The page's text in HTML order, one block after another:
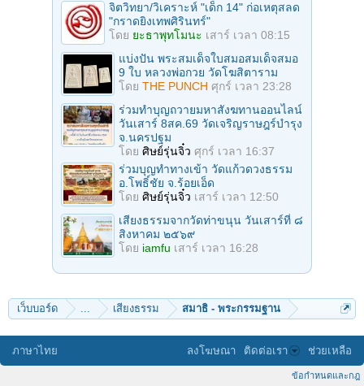
จิตวิทยา/วิเคราะห์ "เด็ก 14" ก่อเหตุสลด
"กราดยิงเทพศิรินทร์"
โดย ยะธาพุทโมนะ เสาร์ เวลา 08:15
แบ่งปัน พระสมเด็จใบสมอสมเด็จสมอ
9 ใบ หลวงพ่อกวย วัดโฆสิตาราม
โดย THE PUNCH ศุกร์ เวลา 23:28
ร่วมทําบุญถวายมหาสังฆทานออนไลน์
วันเสาร์ 8สค.69 วัดเจริญราษฎร์บำรุง
จ.นครปฐม
โดย ศิษย์รุ่นจิ๋ว ศุกร์ เวลา 16:37
ร่วมบุญทําทางเข้า วัดแก้วดวงธรรม
อ.โพธิ์ชัย จ.ร้อยเอ็ด
โดย ศิษย์รุ่นจิ๋ว เสาร์ เวลา 12:50
เสียงธรรมจากวัดท่าขนุน วันเสาร์ที่ ๘
สิงหาคม ๒๕๖๙
โดย iamfu เสาร์ เวลา 16:28
เว็บบอร์ด ... เสียงธรรม สมาธิ - พระกรรมฐาน
ภาษาไทย ลงโฆษณา ติดต่อเรา ช่วยเหลือ
ข้อกำหนดและกฎ